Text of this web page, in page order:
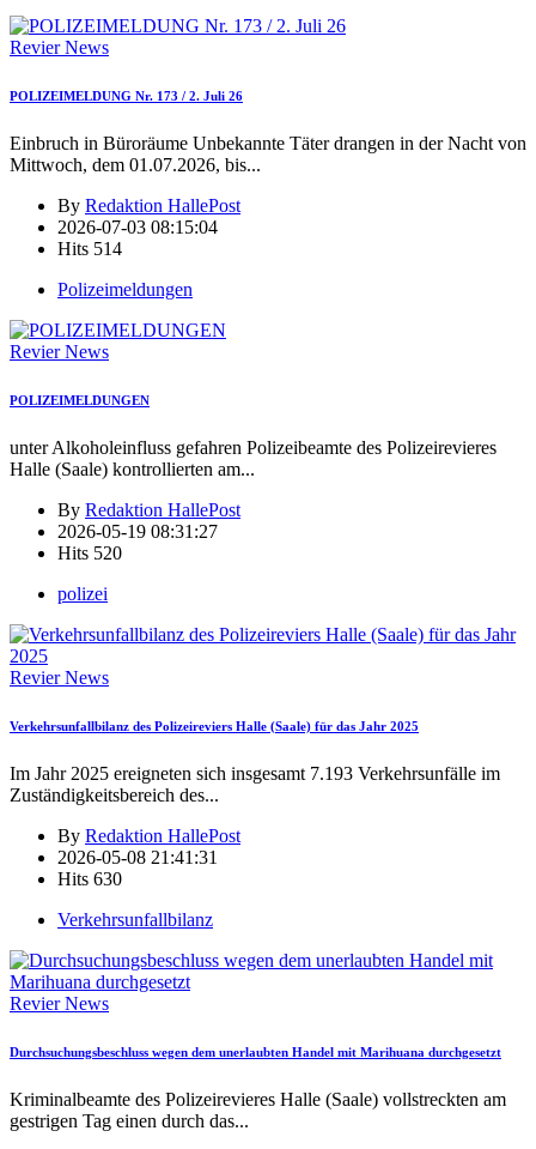
Revier News
POLIZEIMELDUNG Nr. 173 / 2. Juli 26
Einbruch in Büroräume Unbekannte Täter drangen in der Nacht von
Mittwoch, dem 01.07.2026, bis...
By Redaktion HallePost
2026-07-03 08:15:04
Hits 514
Polizeimeldungen
Revier News
POLIZEIMELDUNGEN
unter Alkoholeinfluss gefahren Polizeibeamte des Polizeirevieres
Halle (Saale) kontrollierten am...
By Redaktion HallePost
2026-05-19 08:31:27
Hits 520
polizei
Revier News
Verkehrsunfallbilanz des Polizeireviers Halle (Saale) für das Jahr 2025
Im Jahr 2025 ereigneten sich insgesamt 7.193 Verkehrsunfälle im
Zuständigkeitsbereich des...
By Redaktion HallePost
2026-05-08 21:41:31
Hits 630
Verkehrsunfallbilanz
Revier News
Durchsuchungsbeschluss wegen dem unerlaubten Handel mit Marihuana durchgesetzt
Kriminalbeamte des Polizeirevieres Halle (Saale) vollstreckten am
gestrigen Tag einen durch das...